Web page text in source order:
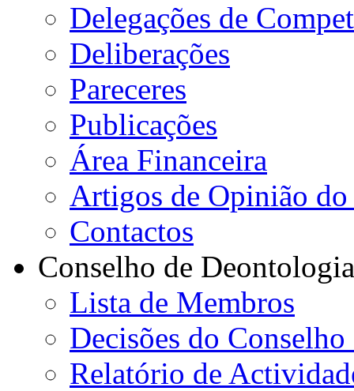
Delegações de
Deliberações
Pareceres
Publicações
Área Financeira
Artigos de Opinião do
Contactos
Conselho de Deontologia
Lista de Membros
Decisões do
Relatório de